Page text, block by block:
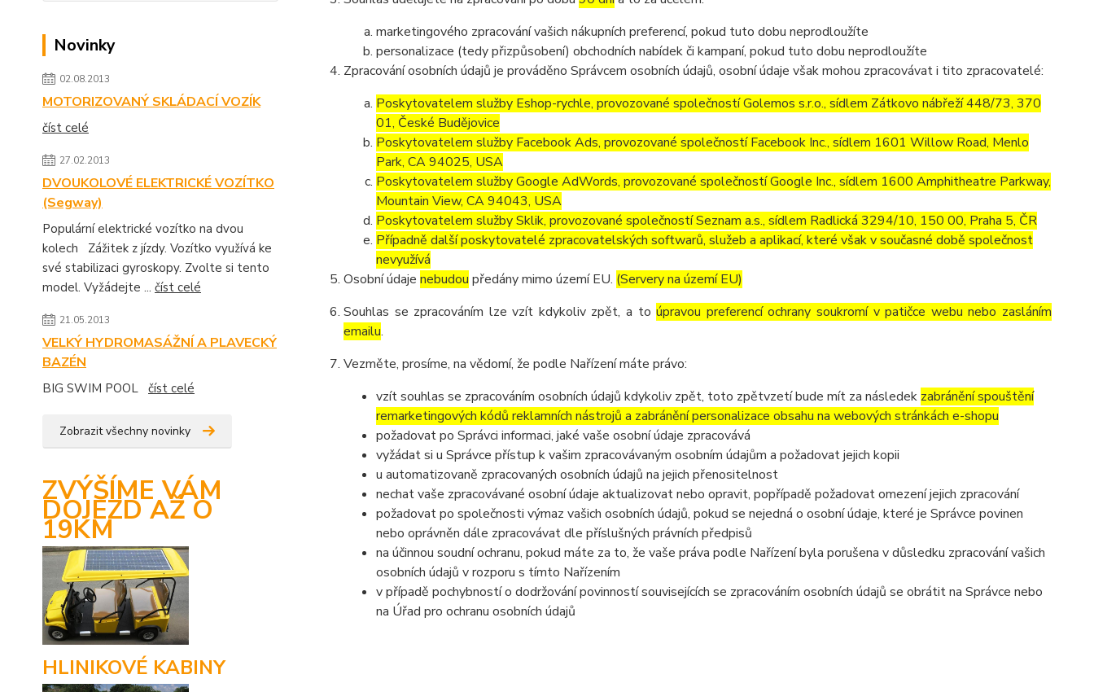
Novinky
02.08.2013
MOTORIZOVANÝ SKLÁDACÍ VOZÍK
číst celé
27.02.2013
DVOUKOLOVÉ ELEKTRICKÉ VOZÍTKO
(Segway)
Populární elektrické vozítko na dvou
kolech Zážitek z jízdy. Vozítko využívá ke
své stabilizaci gyroskopy. Zvolte si tento
model. Vyžádejte ... číst celé
21.05.2013
VELKÝ HYDROMASÁŽNÍ A PLAVECKÝ
BAZÉN
BIG SWIM POOL číst celé
Zobrazit všechny novinky
ZVÝŠÍME VÁM
DOJEZD AŽ O
19KM
HLINIKOVÉ KABINY
marketingového zpracování vašich nákupních preferencí, pokud tuto dobu neprodloužíte
personalizace (tedy přizpůsobení) obchodních nabídek či kampaní, pokud tuto dobu neprodloužíte
Zpracování osobních údajů je prováděno Správcem osobních údajů, osobní údaje však mohou zpracovávat i tito zpracovatelé:
Poskytovatelem služby Eshop-rychle, provozované společností Golemos s.r.o., sídlem Zátkovo nábřeží 448/73, 370
01, České Budějovice
Poskytovatelem služby Facebook Ads, provozované společností Facebook Inc., sídlem 1601 Willow Road, Menlo
Park, CA 94025, USA
Poskytovatelem služby Google AdWords, provozované společností Google Inc., sídlem 1600 Amphitheatre Parkway,
Mountain View, CA 94043, USA
Poskytovatelem služby Sklik, provozované společností Seznam a.s., sídlem Radlická 3294/10, 150 00, Praha 5, ČR
Případně další poskytovatelé zpracovatelských softwarů, služeb a aplikací, které však v současné době společnost
nevyužívá
Osobní údaje nebudou předány mimo území EU. (Servery na území EU)
Souhlas se zpracováním lze vzít kdykoliv zpět, a toúpravou preferencí ochrany soukromí v patičce webu nebo zasláním
emailu.
Vezměte, prosíme, na vědomí, že podle Nařízení máte právo:
vzít souhlas se zpracováním osobních údajů kdykoliv zpět, toto zpětvzetí bude mít za následek zabránění spouštění
remarketingových kódů reklamních nástrojů a zabránění personalizace obsahu na webových stránkách e-shopu
požadovat po Správci informaci, jaké vaše osobní údaje zpracovává
vyžádat si u Správce přístup k vašim zpracovávaným osobním údajům a požadovat jejich kopii
u automatizovaně zpracovaných osobních údajů na jejich přenositelnost
nechat vaše zpracovávané osobní údaje aktualizovat nebo opravit, popřípadě požadovat omezení jejich zpracování
požadovat po společnosti výmaz vašich osobních údajů, pokud se nejedná o osobní údaje, které je Správce povinen
nebo oprávněn dále zpracovávat dle příslušných právních předpisů
na účinnou soudní ochranu, pokud máte za to, že vaše práva podle Nařízení byla porušena v důsledku zpracování vašich
osobních údajů v rozporu s tímto Nařízením
v případě pochybností o dodržování povinností souvisejících se zpracováním osobních údajů se obrátit na Správce nebo
na Úřad pro ochranu osobních údajů